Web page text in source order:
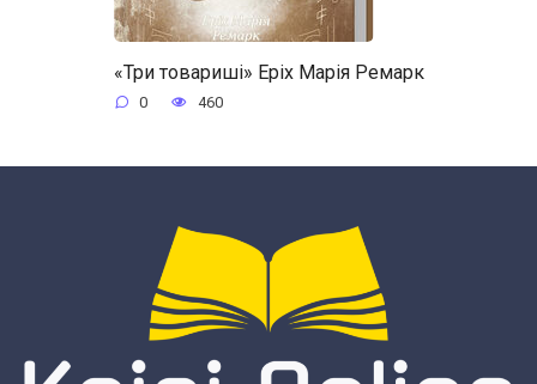
«Три товариші» Еріх Марія Ремарк
0 460